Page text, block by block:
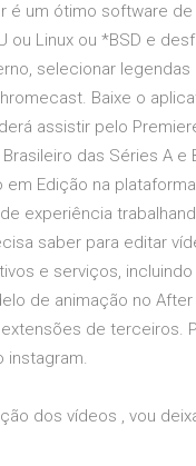
é um ótimo software
ou Linux ou *BSD e
selecionar
Baixe o
assistir pelo
das Séries A
Edição na
experiência
saber para editar
e serviços,
de animação no
de terceiros.
instagram.
dos vídeos , vou